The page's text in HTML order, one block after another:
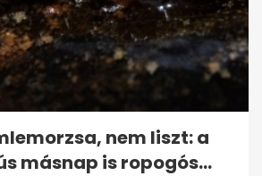
nem liszt: a
másnap is ropogós...